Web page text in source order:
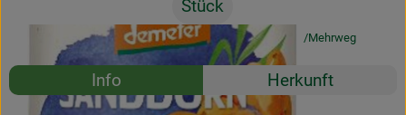
Stück
#50281 5,99 €/ Stück 18,15 € / l 19% MwSt Mehrweg
Rezepte
Info Herkunft